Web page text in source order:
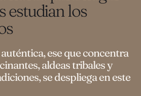
estudian los
ese que concentra
aldeas tribales y
se despliega en este